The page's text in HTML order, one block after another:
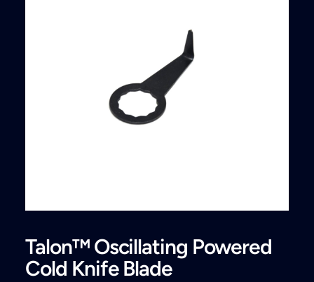
Talon™ Oscillating Powered
Cold Knife Blade